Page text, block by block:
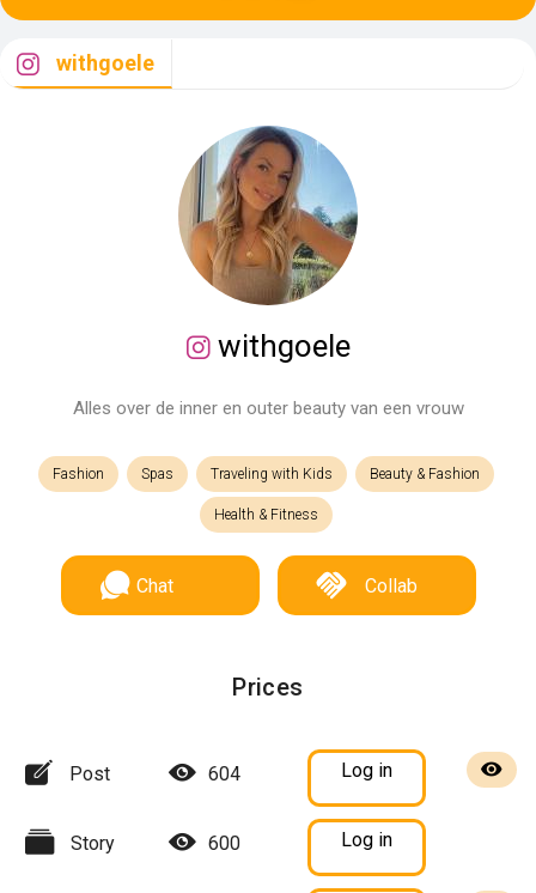
withgoele
withgoele
Alles over de inner en outer beauty van een vrouw
Fashion Spas Traveling with Kids Beauty & Fashion
Health & Fitness
Chat Collab
Prices
Post 604 Log in
Story 600 Log in